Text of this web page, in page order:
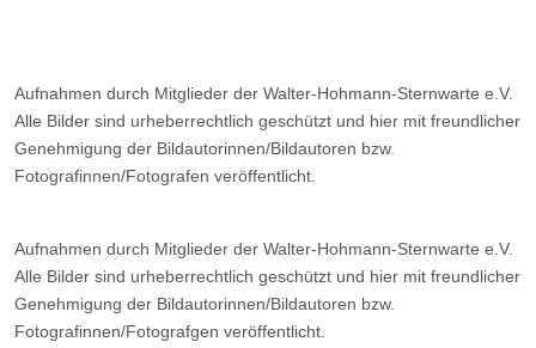
Aufnahmen durch Mitglieder der Walter-Hohmann-Sternwarte e.V.
Alle Bilder sind urheberrechtlich geschützt und hier mit freundlicher
Genehmigung der Bildautorinnen/Bildautoren bzw.
Fotografinnen/Fotografen veröffentlicht.
Aufnahmen durch Mitglieder der Walter-Hohmann-Sternwarte e.V.
Alle Bilder sind urheberrechtlich geschützt und hier mit freundlicher
Genehmigung der Bildautorinnen/Bildautoren bzw.
Fotografinnen/Fotografgen veröffentlicht.